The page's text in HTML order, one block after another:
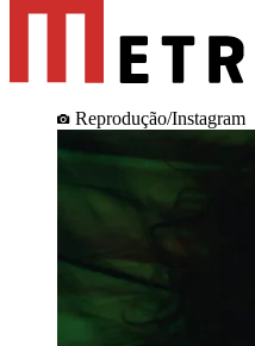
Reprodução/Instagram